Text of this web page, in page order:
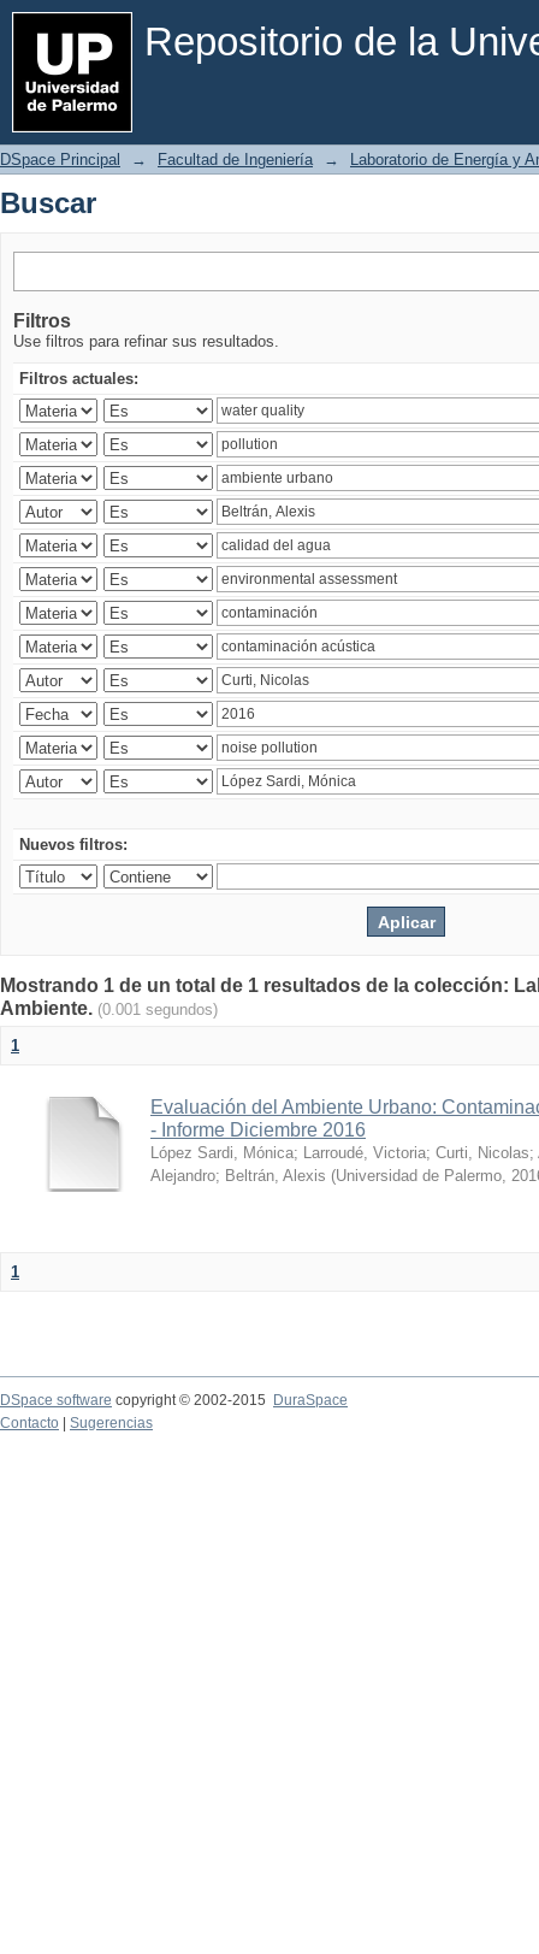
Repositorio de la
Buscar
DSpace Principal → Facultad de Ingeniería → Laboratorio de Energía y
Buscar
Filtros
Use filtros para refinar sus resultados.
Filtros actuales:
Nuevos filtros:
Mostrando 1 de un total de 1 resultados de la colección:
Ambiente. (0.001 segundos)
1
Evaluación del Ambiente Urbano:
- Informe Diciembre 2016
López Sardi, Mónica; Larroudé, Victoria; Curti, Nicolas;
Alejandro; Beltrán, Alexis (Universidad de Palermo,
1
DSpace software copyright © 2002-2015
DuraSpace
Contacto
Sugerencias